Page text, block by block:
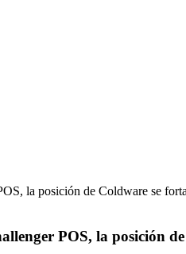
POS, la posición